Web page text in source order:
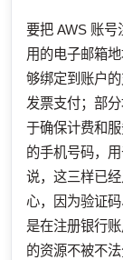
要把 AWS 账
用的电子邮箱
够绑定到账户
发票支付；部
于确保计费和
的手机号码，
说，这三样已
心，因为验证
是在注册银行
的资源不被不法